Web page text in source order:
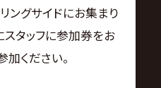
グサイドにお集まり
スタッフに参加券をお
ください。